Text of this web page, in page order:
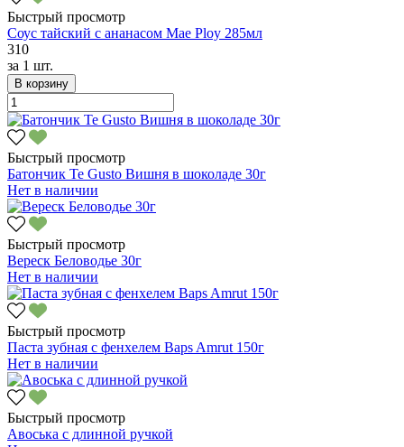
Быстрый просмотр
Соус тайский с ананасом Mae Ploy 285мл
310
за 1 шт.
В корзину
Быстрый просмотр
Батончик Te Gusto Вишня в шоколаде 30г
Нет в наличии
Быстрый просмотр
Вереск Беловодье 30г
Нет в наличии
Быстрый просмотр
Паста зубная с фенхелем Baps Amrut 150г
Нет в наличии
Быстрый просмотр
Авоська с длинной ручкой